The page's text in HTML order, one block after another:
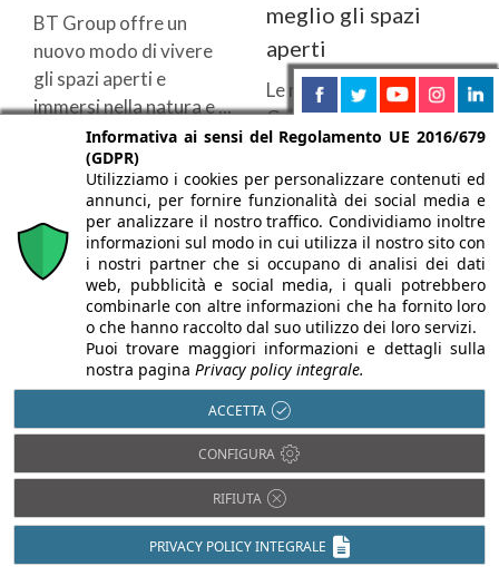
BT Group offre un
nuovo modo di vivere
gli spazi aperti e
immersi nella natura e ...
meglio gli spazi
aperti
Le nuove collezioni BT
Group rappresentano la
scelta ideale per
progettare spazi aperti
dal design made in ...
30/07/2020
E' online la nuova
campagna video
Informativa ai sensi del Regolamento UE 2016/679
(GDPR)
Utilizziamo i cookies per personalizzare contenuti ed
annunci, per fornire funzionalità dei social media e
per analizzare il nostro traffico. Condividiamo inoltre
informazioni sul modo in cui utilizza il nostro sito con
i nostri partner che si occupano di analisi dei dati
web, pubblicità e social media, i quali potrebbero
combinarle con altre informazioni che ha fornito loro
o che hanno raccolto dal suo utilizzo dei loro servizi.
Puoi trovare maggiori informazioni e dettagli sulla
nostra pagina Privacy policy integrale.
ACCETTA
CONFIGURA
RIFIUTA
PRIVACY POLICY INTEGRALE